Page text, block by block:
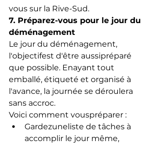
vous sur la Rive-Sud.
7. Préparez-vous pour le jour du
déménagement
Le jour du déménagement,
l'objectifest d'être aussipréparé
que possible. Enayant tout
emballé, étiqueté et organisé à
l'avance, la journée se déroulera
sans accroc.
Voici comment vouspréparer :
Gardezuneliste de tâches à
accomplir le jour même,